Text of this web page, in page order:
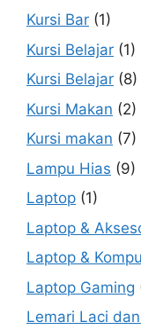
Kursi Bar (1)
Kursi Belajar (1)
Kursi Belajar (8)
Kursi Makan (2)
Kursi makan (7)
Lampu Hias (9)
Laptop (1)
Laptop &
Laptop &
Laptop Gaming
Lemari Laci